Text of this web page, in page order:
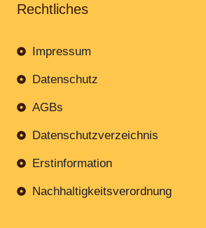
Rechtliches
Impressum
Datenschutz
AGBs
Datenschutzverzeichnis
Erstinformation
Nachhaltigkeitsverordnung